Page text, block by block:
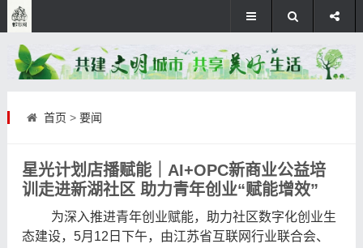
首页 > 要闻
星光计划店播赋能｜AI+OPC新商业公益培
训走进新湖社区 助力青年创业“赋能增效”
为深入推进青年创业赋能，助力社区数字化创业生
态建设，5月12日下午，由江苏省互联网行业联合会、